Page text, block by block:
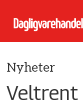
Nyheter
Veltrent